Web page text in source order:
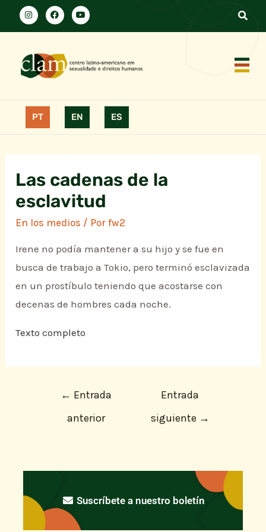
PT EN ES
Las cadenas de la
esclavitud
En los medios / Porfw2
Irene no podía mantener a su hijo y se fue en
busca de trabajo a Tokio, pero terminó esclavizada
en un prostíbulo teniendo que acostarse con
decenas de hombres cada noche.
Texto completo
← Entrada
anterior
Entrada
siguiente →
Suscríbete a nuestro boletín